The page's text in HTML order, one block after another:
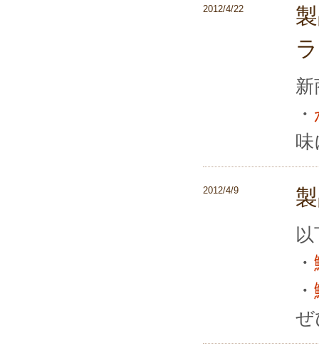
2012/4/22
・
2012/4/9
・
・
ぜ